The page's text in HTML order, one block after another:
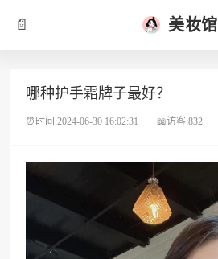
📄 美妆馆
哪种护手霜牌子最好？
⏰时间:2024-06-30 16:02:31 📖访客:832